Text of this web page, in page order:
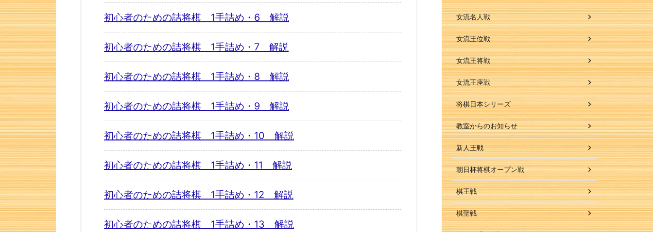
初心者のための詰将棋 1手詰め・6 解説
初心者のための詰将棋 1手詰め・7 解説
初心者のための詰将棋 1手詰め・8 解説
初心者のための詰将棋 1手詰め・9 解説
初心者のための詰将棋 1手詰め・10 解説
初心者のための詰将棋 1手詰め・11 解説
初心者のための詰将棋 1手詰め・12 解説
初心者のための詰将棋 1手詰め・13 解説
女流名人戦
女流王位戦
女流王将戦
女流王座戦
将棋日本シリーズ
教室からのお知らせ
新人王戦
朝日杯将棋オープン戦
棋王戦
棋聖戦